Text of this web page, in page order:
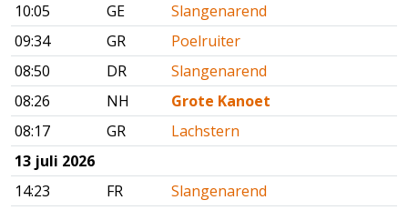
10:05
GE
Slangenarend
09:34
GR
Poelruiter
08:50
DR
Slangenarend
08:26
NH
Grote Kanoet
08:17
GR
Lachstern
13 juli 2026
14:23
FR
Slangenarend